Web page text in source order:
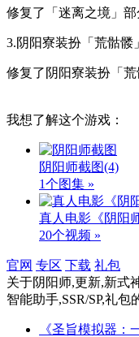
修复了「迷离之境」部
3.阴阳寮装扮「荒骷髅
修复了阴阳寮装扮「
我想了解这个游戏：
阴阳师截图(4)
1个图集 »
真人电影《阴阳
20个视频 »
官网 专区 下载 礼包
关于阴阳师,更新,新式
智能助手,SSR/SP,礼包
《圣旨模拟器：